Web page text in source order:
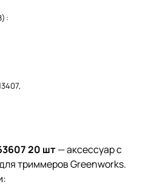
:
20 шт— аксессуар с
триммеров Greenworks.